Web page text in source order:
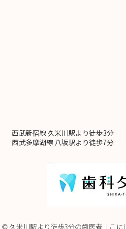
西武新宿線 久米川駅より徒歩3分
西武多摩湖線 八坂駅より徒歩7分
© 久米川駅より徒歩3分の歯医者｜こに